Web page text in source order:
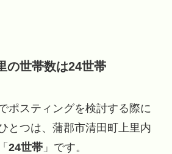
の世帯数は24世帯
ポスティングを検討する際に
とつは、蒲郡市清田町上里内
24世帯」です。